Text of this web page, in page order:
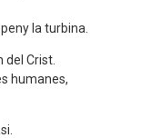
la turbina.
del Crist.
humanes,